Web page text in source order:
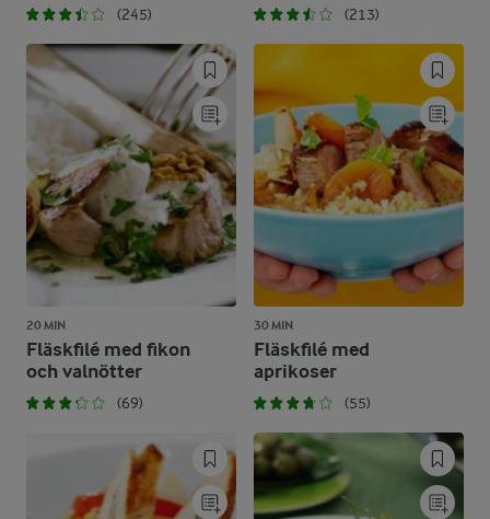
(245) (213)
20 MIN
Fläskfilé med fikon
och valnötter
(69)
30 MIN
Fläskfilé med
aprikoser
(55)